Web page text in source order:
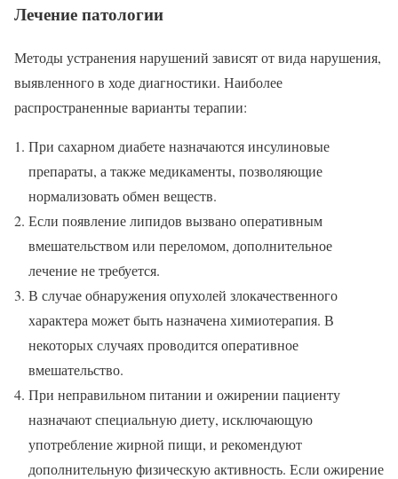
Лечение патологии
Методы устранения нарушений зависят от вида нарушения,
выявленного в ходе диагностики. Наиболее
распространенные варианты терапии:
При сахарном диабете назначаются инсулиновые
препараты, а также медикаменты, позволяющие
нормализовать обмен веществ.
Если появление липидов вызвано оперативным
вмешательством или переломом, дополнительное
лечение не требуется.
В случае обнаружения опухолей злокачественного
характера может быть назначена химиотерапия. В
некоторых случаях проводится оперативное
вмешательство.
При неправильном питании и ожирении пациенту
назначают специальную диету, исключающую
употребление жирной пищи, и рекомендуют
дополнительную физическую активность. Если ожирение